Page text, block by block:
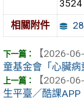
3524
相關附件
【2026-
童基金會「心臟病
【2026-
生平臺／酷課APP